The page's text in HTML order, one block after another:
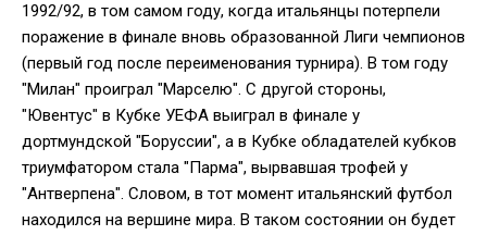
1992/92, в том самом году, когда итальянцы потерпели
поражение в финале вновь образованной Лиги чемпионов
(первый год после переименования турнира). В том году
"Милан" проиграл "Марселю". С другой стороны,
"Ювентус" в Кубке УЕФА выиграл в финале у
дортмундской "Боруссии", а в Кубке обладателей кубков
триумфатором стала "Парма", вырвавшая трофей у
"Антверпена". Словом, в тот момент итальянский футбол
находился на вершине мира. В таком состоянии он будет